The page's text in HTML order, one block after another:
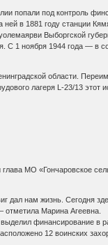
попали под контроль
в 1881 году станции
Выборгской
1 ноября 1944 года — в
области.
лагеря L-23/13 этот
МО «Гончаровское
дал нам жизнь. Сегодня
отметила Марина Агеевна.
выделил финансирование
12 воинских